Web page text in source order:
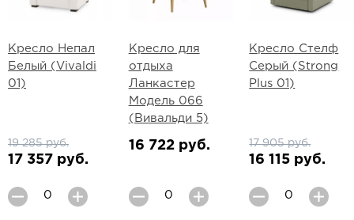
Кресло Непал
Белый (Vivaldi
01)
19 285 руб.
17 357 руб.
Кресло для
отдыха
Ланкастер
Модель 066
(Вивальди 5)
16 722 руб.
Кресло Стелф
Серый (Strong
Plus 01)
17 905 руб.
16 115 руб.